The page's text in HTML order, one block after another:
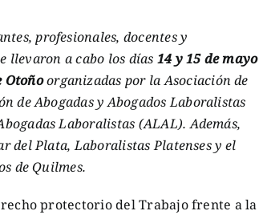
profesionales, docentes y
llevaron a cabo los días 14 y 15 de mayo
Otoñoorganizadas por la Asociación de
de Abogadas y Abogados Laboralistas
Laboralistas (ALAL). Además,
del Plata, Laboralistas Platenses y el
de Quilmes.
protectorio del Trabajo frente a la